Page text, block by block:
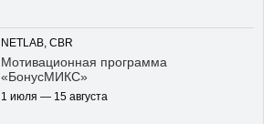
NETLAB, CBR
Мотивационная программа
«БонусМИКС»
1 июля — 15 августа